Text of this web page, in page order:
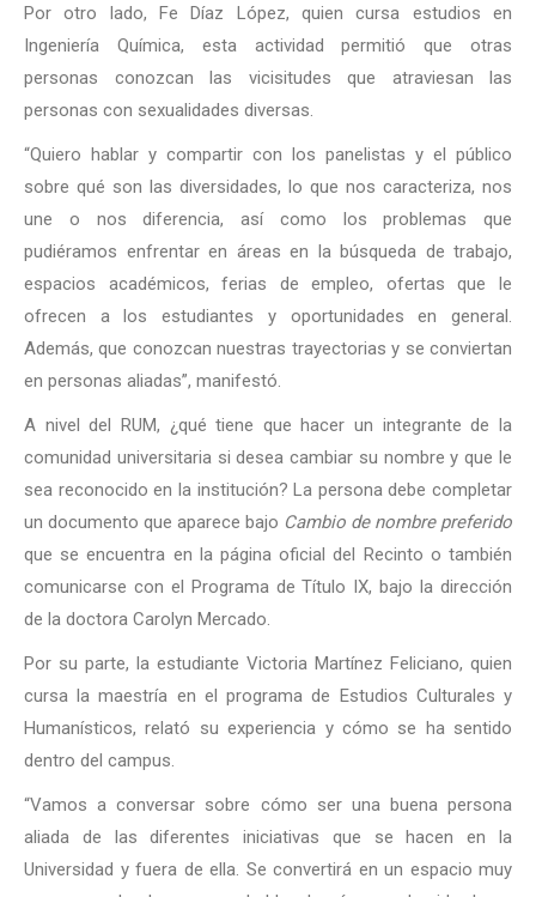
Por otro lado, Fe Díaz López, quien cursa estudios en
Ingeniería Química, esta actividad permitió que otras
personas conozcan las vicisitudes que atraviesan las
personas con sexualidades diversas.
“Quiero hablar y compartir con los panelistas y el público
sobre qué son las diversidades, lo que nos caracteriza, nos
une o nos diferencia, así como los problemas que
pudiéramos enfrentar en áreas en la búsqueda de trabajo,
espacios académicos, ferias de empleo, ofertas que le
ofrecen a los estudiantes y oportunidades en general.
Además, que conozcan nuestras trayectorias y se conviertan
en personas aliadas”, manifestó.
A nivel del RUM, ¿qué tiene que hacer un integrante de la
comunidad universitaria si desea cambiar su nombre y que le
sea reconocido en la institución? La persona debe completar
un documento que aparece bajo Cambio de nombre preferido
que se encuentra en la página oficial del Recinto o también
comunicarse con el Programa de Título IX, bajo la dirección
de la doctora Carolyn Mercado.
Por su parte, la estudiante Victoria Martínez Feliciano, quien
cursa la maestría en el programa de Estudios Culturales y
Humanísticos, relató su experiencia y cómo se ha sentido
dentro del campus.
“Vamos a conversar sobre cómo ser una buena persona
aliada de las diferentes iniciativas que se hacen en la
Universidad y fuera de ella. Se convertirá en un espacio muy